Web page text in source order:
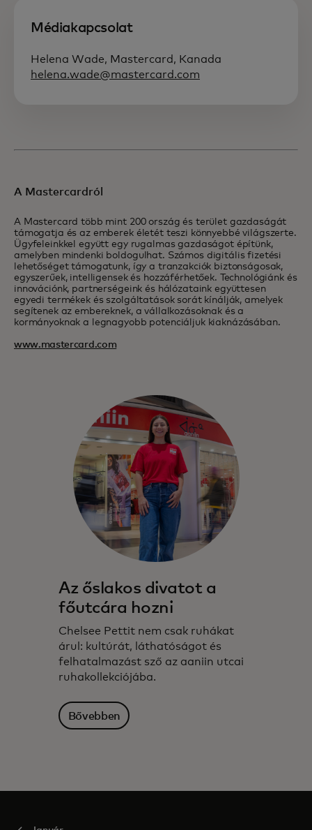
Médiakapcsolat
Helena Wade, Mastercard, Kanada
helena.wade@mastercard.com
A Mastercardról
A Mastercard több mint 200 ország és terület gazdaságát
támogatja és az emberek életét teszi könnyebbé világszerte.
Ügyfeleinkkel együtt egy rugalmas gazdaságot építünk,
amelyben mindenki boldogulhat. Számos digitális fizetési
lehetőséget támogatunk, így a tranzakciók biztonságosak,
egyszerűek, intelligensek és hozzáférhetőek. Technológiánk és
innovációnk, partnerségeink és hálózataink együttesen
egyedi termékek és szolgáltatások sorát kínálják, amelyek
segítenek az embereknek, a vállalkozásoknak és a
kormányoknak a legnagyobb potenciáljuk kiaknázásában.
www.mastercard.com
Az őslakos divatot a
főutcára hozni
Chelsee Pettit nem csak ruhákat
árul: kultúrát, láthatóságot és
felhatalmazást sző az aaniin utcai
ruhakollekciójába.
Bővebben